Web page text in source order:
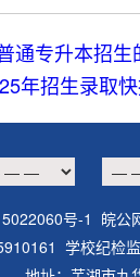
通专升本招生
年招生录取快
号-1 皖公
学校纪检